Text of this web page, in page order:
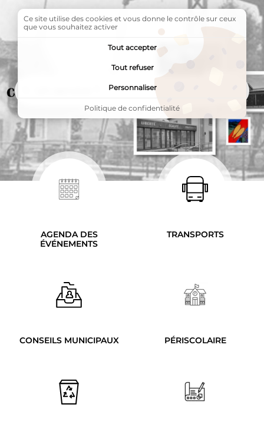
Rechercher
Rechercher
LES PAGES LES PLUS CONSULTÉES
Accès rapides
AGENDA DES
ÉVÉNEMENTS
TRANSPORTS
CONSEILS MUNICIPAUX PÉRISCOLAIRE
Ce site utilise des cookies et vous donne le contrôle sur ceux
que vous souhaitez activer
Tout accepter
Tout refuser
Personnaliser
Politique de confidentialité